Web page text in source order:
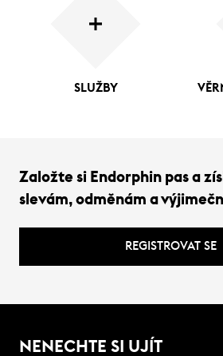
SLUŽBY
Založte si Endorphin pas a
slevám, odměnám a
REGISTROVAT SE
NENECHTE SI UJÍT